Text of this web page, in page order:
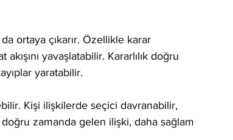
ortaya çıkarır. Özellikle karar
yavaşlatabilir. Kararlılık doğru
yaratabilir.
Kişi ilişkilerde seçici davranabilir,
zamanda gelen ilişki, daha sağlam